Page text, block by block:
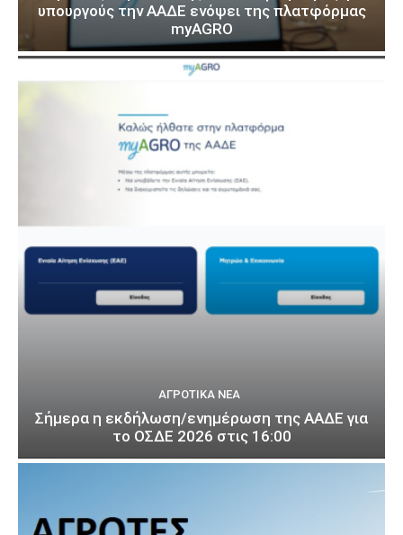
υπουργούς την ΑΑΔΕ ενόψει της πλατφόρμας
myAGRO
ΑΓΡΟΤΙΚΆ ΝΈΑ
Σήμερα η εκδήλωση/ενημέρωση της ΑΑΔΕ για
το ΟΣΔΕ 2026 στις 16:00